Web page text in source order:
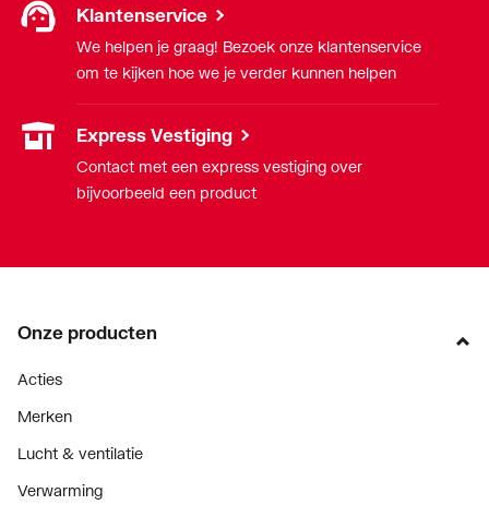
Klantenservice
We helpen je graag! Bezoek onze klantenservice
om te kijken hoe we je verder kunnen helpen
Express Vestiging
Contact met een express vestiging over
bijvoorbeeld een product
Onze producten
Acties
Merken
Lucht & ventilatie
Verwarming